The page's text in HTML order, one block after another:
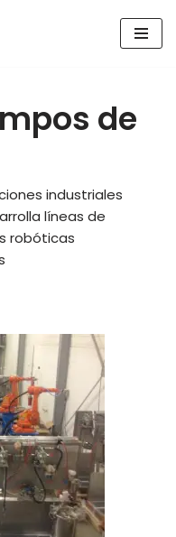
de
industriales
líneas de
robóticas